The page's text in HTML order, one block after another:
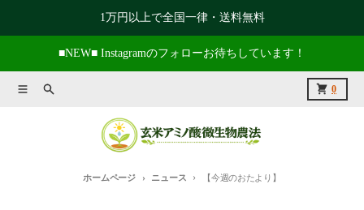
1万円以上で全国一律・送料無料
■NEW■ Instagramのフォローお待ちしています！
メニュー捜索 0
カート
ホームページ ニュース 【今週のおたより】